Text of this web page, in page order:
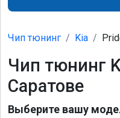
Чип тюнинг Kia
Чип тюнинг
Саратове
Выберите вашу